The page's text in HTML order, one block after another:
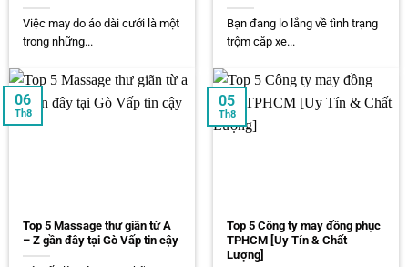
Việc may do áo dài cưới là một
trong những...
Bạn đang lo lắng về tình trạng
trộm cắp xe...
Top 5 Massage thư giãn từ A
– Z gần đây tại Gò Vấp tin cậy
06
Th8
Top 5 Công ty may đồng phục
TPHCM [Uy Tín & Chất
Lượng]
05
Th8